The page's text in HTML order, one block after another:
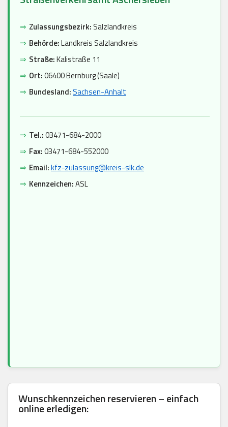
⇒ Zulassungsbezirk: Salzlandkreis
⇒ Behörde:Landkreis Salzlandkreis
⇒ Straße:Kalistraße 11
⇒ Ort:06400 Bernburg (Saale)
⇒ Bundesland:Sachsen-Anhalt
⇒ Tel.:03471-684-2000
⇒ Fax:03471-684-552000
⇒ Email:kfz-zulassung@kreis-slk.de
⇒ Kennzeichen:ASL
Wunschkennzeichen reservieren – einfach
online erledigen: